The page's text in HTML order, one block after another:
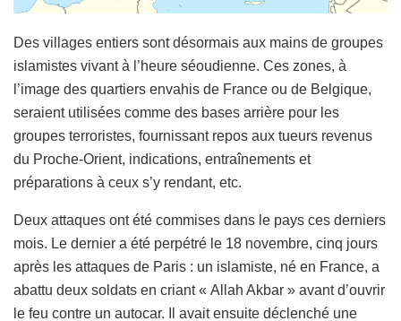
Des villages entiers sont désormais aux mains de groupes
islamistes vivant à l’heure séoudienne. Ces zones, à
l’image des quartiers envahis de France ou de Belgique,
seraient utilisées comme des bases arrière pour les
groupes terroristes, fournissant repos aux tueurs revenus
du Proche-Orient, indications, entraînements et
préparations à ceux s’y rendant, etc.
Deux attaques ont été commises dans le pays ces derniers
mois. Le dernier a été perpétré le 18 novembre, cinq jours
après les attaques de Paris : un islamiste, né en France, a
abattu deux soldats en criant « Allah Akbar » avant d’ouvrir
le feu contre un autocar. Il avait ensuite déclenché une